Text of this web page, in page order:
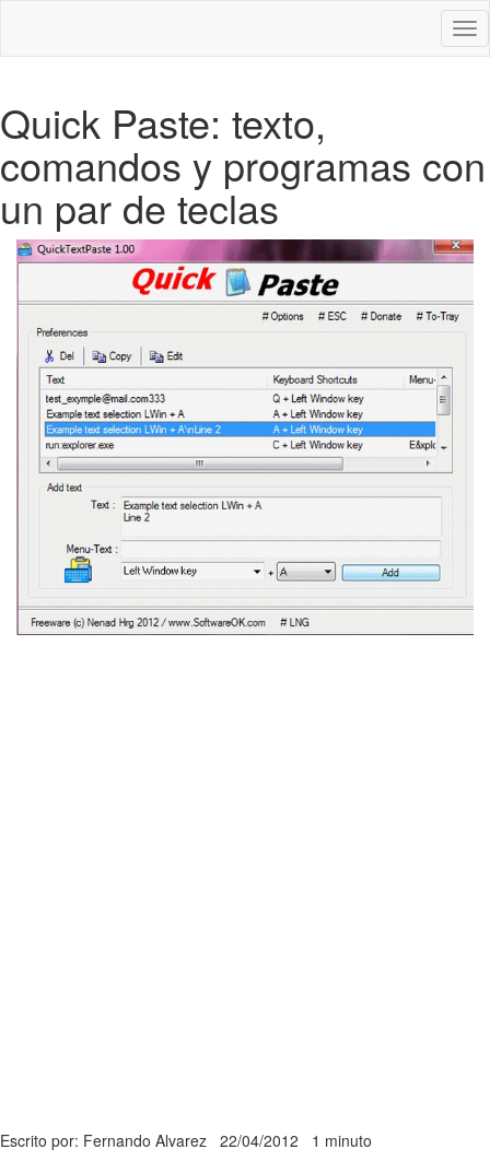
Quick Paste: texto,
comandos y programas con
un par de teclas
Escrito por: Fernando Alvarez 22/04/2012 1 minuto